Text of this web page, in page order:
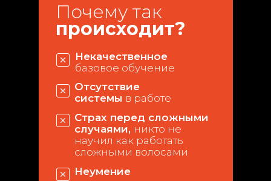
Некачественное
базовое обучение
Отсутствие
системы в работе
Страх перед сложными
случаями, никто не
научил как работать
сложными волосами
Неумение
Почему так
происходит?